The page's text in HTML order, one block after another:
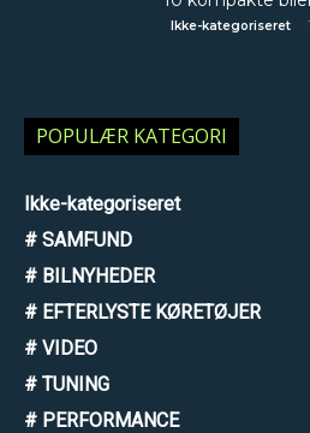
Ikke-kategoriseret
POPULÆR KATEGORI
Ikke-kategoriseret
# SAMFUND
# BILNYHEDER
# EFTERLYSTE KØRETØJER
# VIDEO
# TUNING
# PERFORMANCE